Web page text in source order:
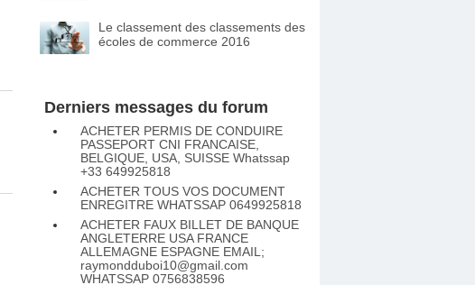
Le classement des classements des
écoles de commerce 2016
Derniers messages du forum
ACHETER PERMIS DE CONDUIRE
PASSEPORT CNI FRANCAISE,
BELGIQUE, USA, SUISSE Whatssap
+33 649925818
ACHETER TOUS VOS DOCUMENT
ENREGITRE WHATSSAP 0649925818
ACHETER FAUX BILLET DE BANQUE
ANGLETERRE USA FRANCE
ALLEMAGNE ESPAGNE EMAIL;
raymondduboi10@gmail.com
WHATSSAP 0756838596